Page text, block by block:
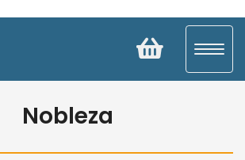
Nobleza